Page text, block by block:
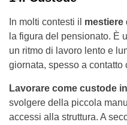
In molti contesti il mestiere
la figura del pensionato. È
un ritmo di lavoro lento e
giornata, spesso a contatto
Lavorare come custode
svolgere della piccola
accessi alla struttura. A